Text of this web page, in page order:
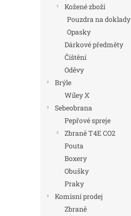
Kožené zboží
Pouzdra na doklady
Opasky
Dárkové předměty
Čištění
Oděvy
Brýle
Wiley X
Sebeobrana
Pepřové spreje
Zbraně T4E CO2
Pouta
Boxery
Obušky
Praky
Komisní prodej
Zbraně